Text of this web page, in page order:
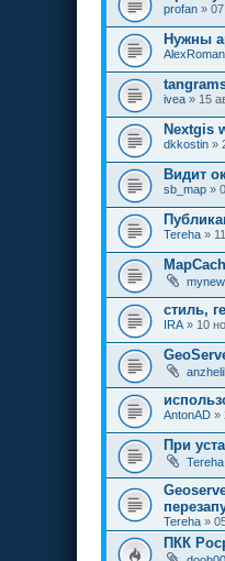
profan »
Нужны
ivea » 15
Nextgis
dkkostin »
Видит
sb_map »
Tereha »
стиль,
IRA » 10
AntonAD »
При
Tereha
Tereha »
ПКК